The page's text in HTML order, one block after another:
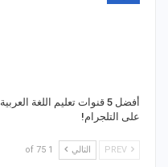
أفضل 5 قنوات تعليم اللغة العربية
على التلجرام!
التالي 1 of 75